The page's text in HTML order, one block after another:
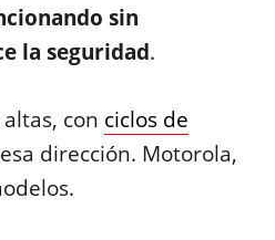
sin
la seguridad.
con ciclos de
dirección. Motorola,